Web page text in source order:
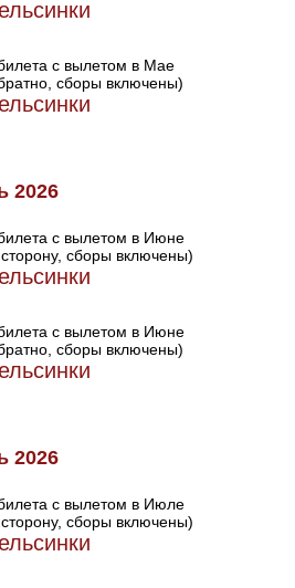
с вылетом в Мае
сборы включены)
2026
с вылетом в Июне
сборы включены)
с вылетом в Июне
сборы включены)
2026
с вылетом в Июле
сборы включены)